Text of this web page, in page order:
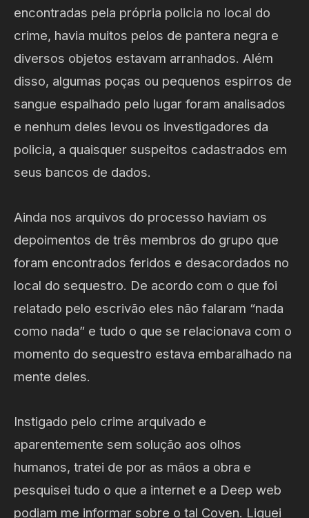
encontradas pela própria policia no local do
crime, havia muitos pelos de pantera negra e
diversos objetos estavam arranhados. Além
disso, algumas poças ou pequenos espirros de
sangue espalhado pelo lugar foram analisados
e nenhum deles levou os investigadores da
policia, a quaisquer suspeitos cadastrados em
seus bancos de dados.
Ainda nos arquivos do processo haviam os
depoimentos de três membros do grupo que
foram encontrados feridos e desacordados no
local do sequestro. De acordo com o que foi
relatado pelo escrivão eles não falaram “nada
como nada” e tudo o que se relacionava com o
momento do sequestro estava embaralhado na
mente deles.
Instigado pelo crime arquivado e
aparentemente sem solução aos olhos
humanos, tratei de por as mãos a obra e
pesquisei tudo o que a internet e a Deep web
podiam me informar sobre o tal Coven. Liguei